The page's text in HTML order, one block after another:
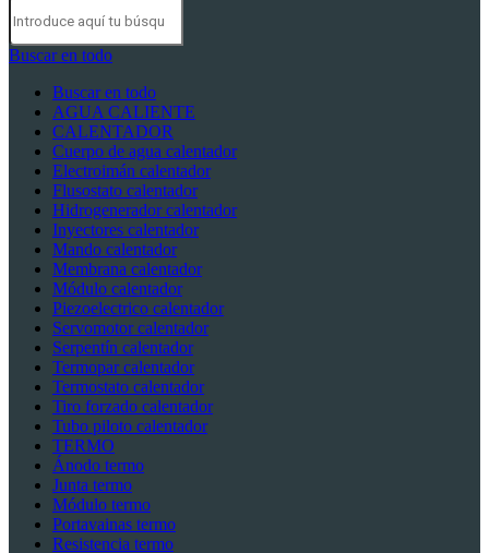
Buscar en todo
Buscar en todo
AGUA CALIENTE
CALENTADOR
Cuerpo de agua calentador
Electroimán calentador
Flusostato calentador
Hidrogenerador calentador
Inyectores calentador
Mando calentador
Membrana calentador
Módulo calentador
Piezoelectrico calentador
Servomotor calentador
Serpentín calentador
Termopar calentador
Termostato calentador
Tiro forzado calentador
Tubo piloto calentador
TERMO
Ánodo termo
Junta termo
Módulo termo
Portavainas termo
Resistencia termo